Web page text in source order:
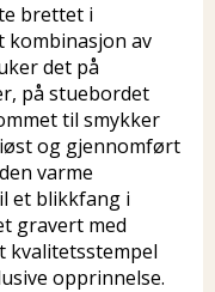
brettet i
kombinasjon av
det på
på stuebordet
til smykker
og gjennomført
varme
et blikkfang i
gravert med
kvalitetsstempel
opprinnelse.